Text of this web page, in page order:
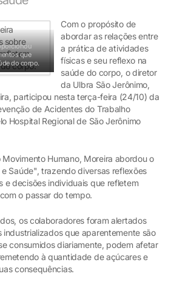
que
do corpo.
Com o propósito de
abordar as relações entre
a prática de atividades
físicas e seu reflexo na
saúde do corpo, o diretor
da Ulbra São Jerônimo,
participou nesta terça-feira (24/10) da
de Acidentes do Trabalho
Hospital Regional de São Jerônimo
Movimento Humano, Moreira abordou o
Saúde", trazendo diversas reflexões
e decisões individuais que refletem
o passar do tempo.
os colaboradores foram alertados
industrializados que aparentemente são
consumidos diariamente, podem afetar
à quantidade de açúcares e
consequências.